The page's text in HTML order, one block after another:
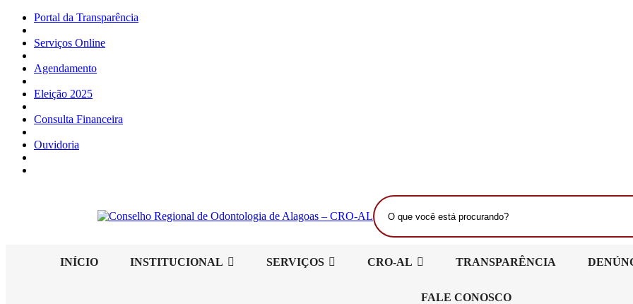
Portal da Transparência
Serviços Online
Agendamento
Eleição 2025
Consulta Financeira
Ouvidoria
O
que
está
INÍCIO INSTITUCIONAL SERVIÇOS CRO-AL TRANSPARÊNCIA
FALE CONOSCO